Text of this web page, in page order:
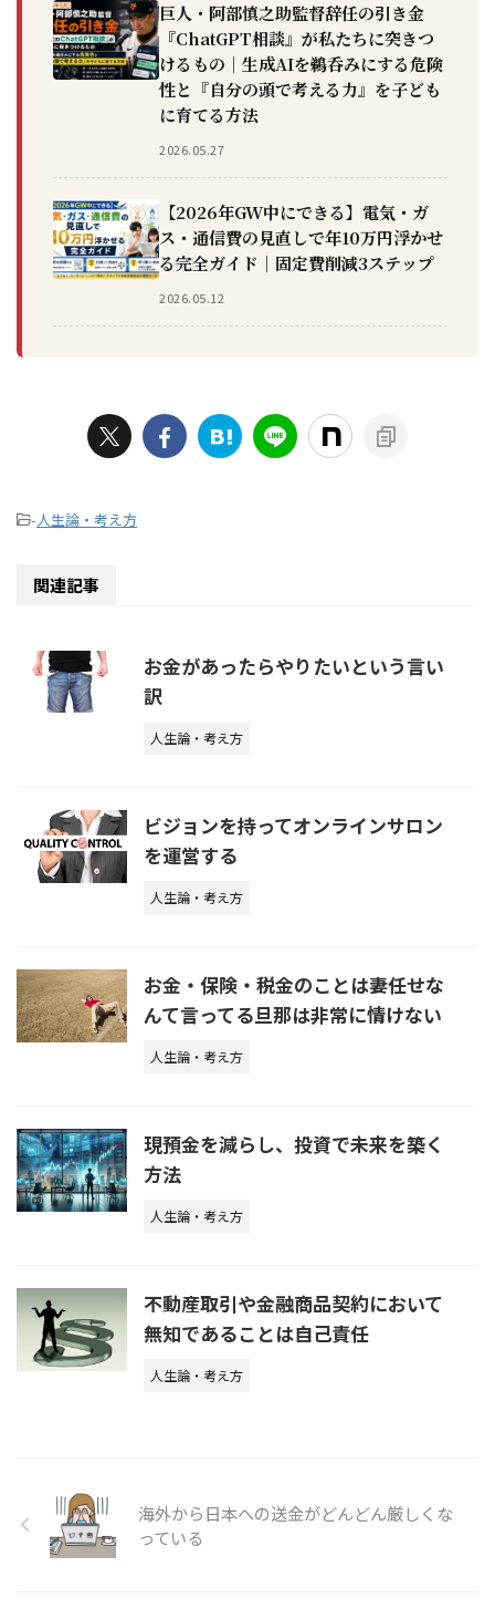
巨人・阿部慎之助監督辞任の引き金
『ChatGPT相談』が私たちに突きつ
けるもの｜生成AIを鵜呑みにする危険
性と『自分の頭で考える力』を子ども
に育てる方法
2026.05.27
【2026年GW中にできる】電気・ガ
ス・通信費の見直しで年10万円浮かせ
る完全ガイド｜固定費削減3ステップ
2026.05.12
-人生論・考え方
関連記事
お金があったらやりたいという言い
訳
人生論・考え方
ビジョンを持ってオンラインサロン
を運営する
人生論・考え方
お金・保険・税金のことは妻任せな
んて言ってる旦那は非常に情けない
人生論・考え方
現預金を減らし、投資で未来を築く
方法
人生論・考え方
不動産取引や金融商品契約において
無知であることは自己責任
人生論・考え方
海外から日本への送金がどんどん厳しくな
っている